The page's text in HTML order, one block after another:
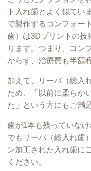
ト入れ歯とよく似てい
で製作するコンフォー
歯）は3Dプリントの技
ります。つまり、コン
からず、治療費も半額
加えて、リーバ（総入
ため、「以前に柔らか
た」という方にもご満
歯が1本も残っていな
でもリーバ（総入れ歯
ン加工された入れ歯に
ください。